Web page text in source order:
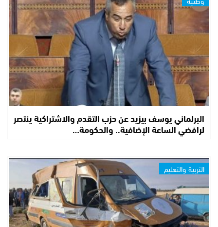
البرلماني يوسف بيزيد عن حزب التقدم والاشتراكية ينتصر
لرافضي الساعة الإضافية.. والحكومة…
التربية والتعليم